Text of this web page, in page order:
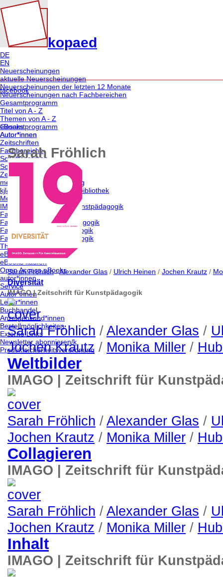
kopaed
DE
EN
Neuerscheinungen
aktuelle Neuerscheinungen
Neuerscheinungen der letzten 12 Monate
Neuerscheinungen nach Fachbereichen
Gesamtprogramm
Titel von A - Z
Themen von A - Z
eBooks
Autor*innen
Zeitschriften
Fachbereiche
Schriftenreihen
Sonderangebote
Zeitschriften
merz | medien + erziehung
kjl&m - forschung.schule.bibliothek
Medien & Altern
IMAGO | Zeitschrift für Kunstpädagogik
Fachbereiche | Themen
Fachbereich medien/pädagogik
Fachbereich kunst/pädagogik
Fachbereich kultur/pädagogik
Themen von A-Z
eBooks
eBooks kaufen
Open Access eBooks
autor*innen
Service
Autor*innen
Leser*innen
Buchhandel
Anzeigenkund*innen
Bestellmöglichkeiten
Externe Links
Newsletter abonnieren/k
Produktsicherheitsverordnung
facebook
Gesamtprogramm
Autor*innen
Sarah Fröhlich
Sarah Fröhlich/Alexander Glas / Ulrich Heinen / Jochen Krautz /
Diversität
IMAGO | Zeitschrift für Kunstpädagogik
Sarah Fröhlich /Alexander Glas /
Jochen Krautz / Monika Miller /
Weltbilder
IMAGO | Zeitschrift für
Sarah Fröhlich /Alexander Glas /
Jochen Krautz / Monika Miller /
Collagieren
IMAGO | Zeitschrift für
Sarah Fröhlich /Alexander Glas /
Jochen Krautz / Monika Miller /
Inhalt
IMAGO | Zeitschrift für